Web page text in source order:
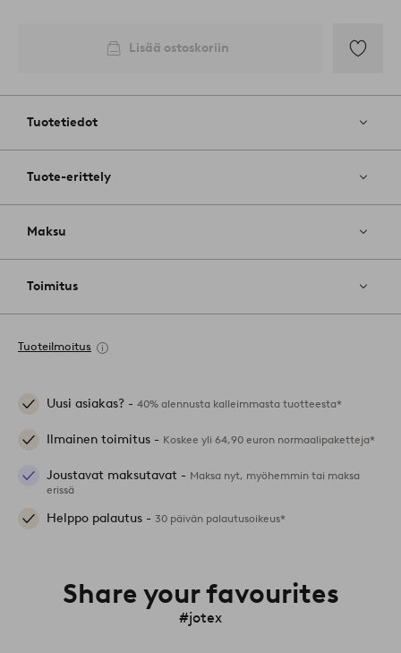
Lisää ostoskoriin
Tuotetiedot
Tuote-erittely
Maksu
Toimitus
Tuoteilmoitus
Uusi asiakas? - 40% alennusta kalleimmasta tuotteesta*
Ilmainen toimitus - Koskee yli 64,90 euron normaalipaketteja*
Joustavat maksutavat - Maksa nyt, myöhemmin tai maksa
erissä
Helppo palautus - 30 päivän palautusoikeus*
Share your favourites
#jotex